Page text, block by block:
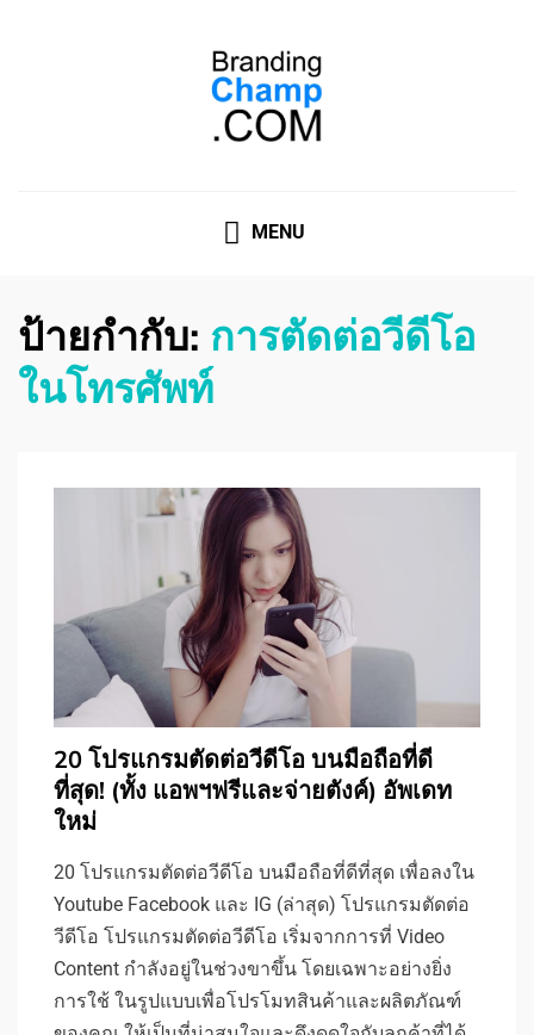
MENU
ป้ายกำกับ: การตัดต่อวีดีโอ
ในโทรศัพท์
20 โปรแกรมตัดต่อวีดีโอ บนมือถือที่ดี
ที่สุด! (ทั้ง แอพฯฟรีและจ่ายตังค์) อัพเดท
ใหม่
20 โปรแกรมตัดต่อวีดีโอ บนมือถือที่ดีที่สุด เพื่อลงใน
Youtube Facebook และ IG (ล่าสุด) โปรแกรมตัดต่อ
วีดีโอ โปรแกรมตัดต่อวีดีโอ เริ่มจากการที่ Video
Content กำลังอยู่ในช่วงขาขึ้น โดยเฉพาะอย่างยิ่ง
การใช้ ในรูปแบบเพื่อโปรโมทสินค้าและผลิตภัณฑ์